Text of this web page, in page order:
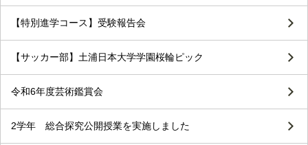
【特別進学コース】受験報告会
【サッカー部】土浦日本大学学園桜輪ピック
令和6年度芸術鑑賞会
2学年 総合探究公開授業を実施しました